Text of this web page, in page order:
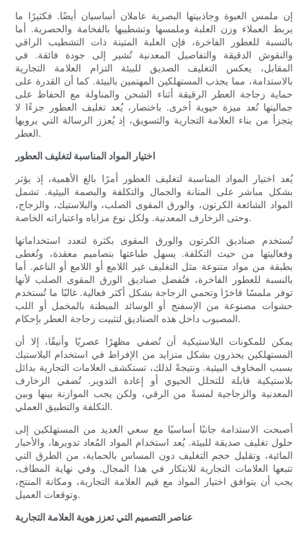
إن ملمس العبوة وجاذبيتها البصرية عاملان أساسيان أيضًا. فكثيرًا ما
يربط العملاء وزن العلبة وملمسها وتشطيبها بالفخامة والحصرية. أما
بالنسبة للعطور الفاخرة، فإن العلبة المتينة ذات التشطيب الراقي
والنقوش الدقيقة والتفاصيل المعدنية تُشير إلى جودة فائقة. في
المقابل، يعكس التغليف الصديق للبيئة التزام العلامة التجارية
بالاستدامة، مما يجذب المستهلكين المهتمين بالبيئة. كما أن القدرة على
حماية زجاجة العطر الرقيقة أثناء الشحن والمناولة مع الحفاظ على
جماليتها تُعد ميزة حيوية أخرى. باختصار، يُعد تغليف العطور جزءًا لا
يتجزأ من بناء العلامة التجارية والتسويق، إذ يُعزز الرسالة التي يرويها
العطر.
اختيار المواد المناسبة لتغليف العطور
يُعد اختيار المواد المناسبة لتغليف العطور أمرًا بالغ الأهمية، إذ يؤثر
بشكل مباشر على المتانة والجمال والتكلفة والبصمة البيئية. تشمل
المواد الشائعة الكرتون، والورق المقوى الصلب، والبلاستيك، والزجاج،
وحتى الزخارف المعدنية. ولكل نوع مزاياه واعتباراته الخاصة.
تُستخدم صناديق الكرتون والورق المقوى بكثرة لتعدد استخداماتها
وفعاليتها من حيث التكلفة. يسهل طباعتها بتصاميم معقدة، وتُغطى
بطبقة من مواد متنوعة مثل التغليف غير اللامع أو اللامع أو الناعم. أما
بالنسبة للعطور الفاخرة، فتُفضل صناديق الورق المقوى الصلب لأنها
توفر ملمسًا فاخرًا وتحمي الزجاجة بشكل أكثر فعالية. غالبًا ما تُستخدم
حشوات مصنوعة من الإسفنج أو الوسائد المبطنة بالمخمل أو اللب
المصبوب داخل هذه الصناديق لتثبيت زجاجة العطر بإحكام.
يمكن للمكونات البلاستيكية أن تُضفي مظهرًا عصريًا وأنيقًا، إلا أن
المستهلكين يحذرون بشكل متزايد من الإفراط في استخدام البلاستيك
بسبب المخاوف البيئية. ونتيجةً لذلك، تستكشف العلامات التجارية بدائل
بلاستيكية قابلة للتحلل الحيوي أو إعادة التدوير. تُضفي الزخارف
المعدنية والزجاجية لمسةً من الرقي، ولكن يجب الموازنة بينها وبين
التكلفة والتطبيق العملي.
أصبحت الاستدامة جانبًا أساسيًا مع سعي العديد من المستهلكين إلى
حلول تغليف صديقة للبيئة. يُعد استخدام المواد المُعاد تدويرها، والأحبار
المائية، وتقليل حجم التغليف دون المساس بالحماية، من الطرق التي
تتبعها العلامات التجارية للابتكار في هذا المجال. وفي نهاية المطاف،
يجب أن يتوافق اختيار المواد مع قيم العلامة التجارية، ومكانة المنتج،
وتوقعات العميل.
عناصر التصميم التي تعزز هوية العلامة التجارية